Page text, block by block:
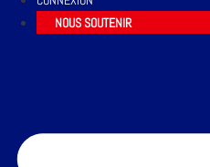
NOUS SOUTENIR